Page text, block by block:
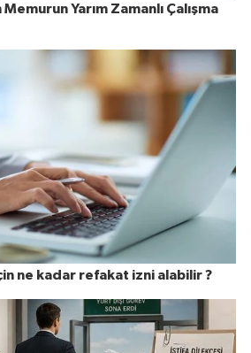
Yarım Zamanlı Çalışma
ne kadar refakat izni alabilir ?